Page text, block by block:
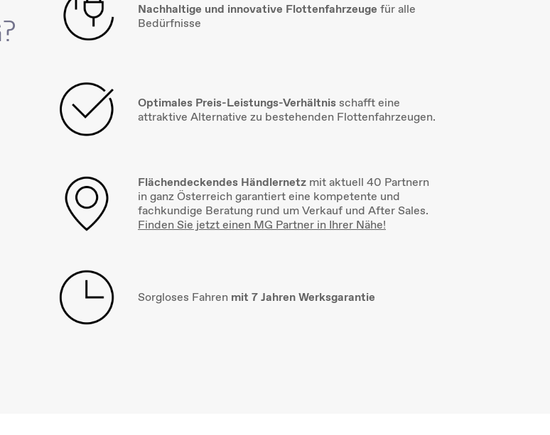
Nachhaltige und innovative Flottenfahrzeuge für alle
Bedürfnisse
Optimales Preis-Leistungs-Verhältnisschafft eine
attraktive Alternative zu bestehenden Flottenfahrzeugen.
Flächendeckendes Händlernetz mit aktuell 40 Partnern
in ganz Österreich garantiert eine kompetente und
fachkundige Beratung rund um Verkauf und After Sales.
Finden Sie jetzt einen MG Partner in Ihrer Nähe!
Sorgloses Fahren mit 7 Jahren Werksgarantie